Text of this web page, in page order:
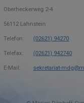
Oberheckerweg 2-4
56112 Lahnstein
Telefon: (02621) 94270
Telefax: (02621) 942740
E-Mail: sekretariat-